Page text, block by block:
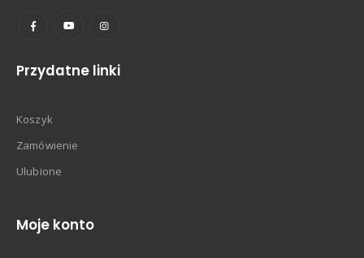
Przydatne linki
Koszyk
Zamówienie
Ulubione
Moje konto